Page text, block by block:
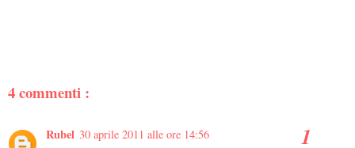
4 commenti :
Rubel 30 aprile 2011 alle ore 14:56